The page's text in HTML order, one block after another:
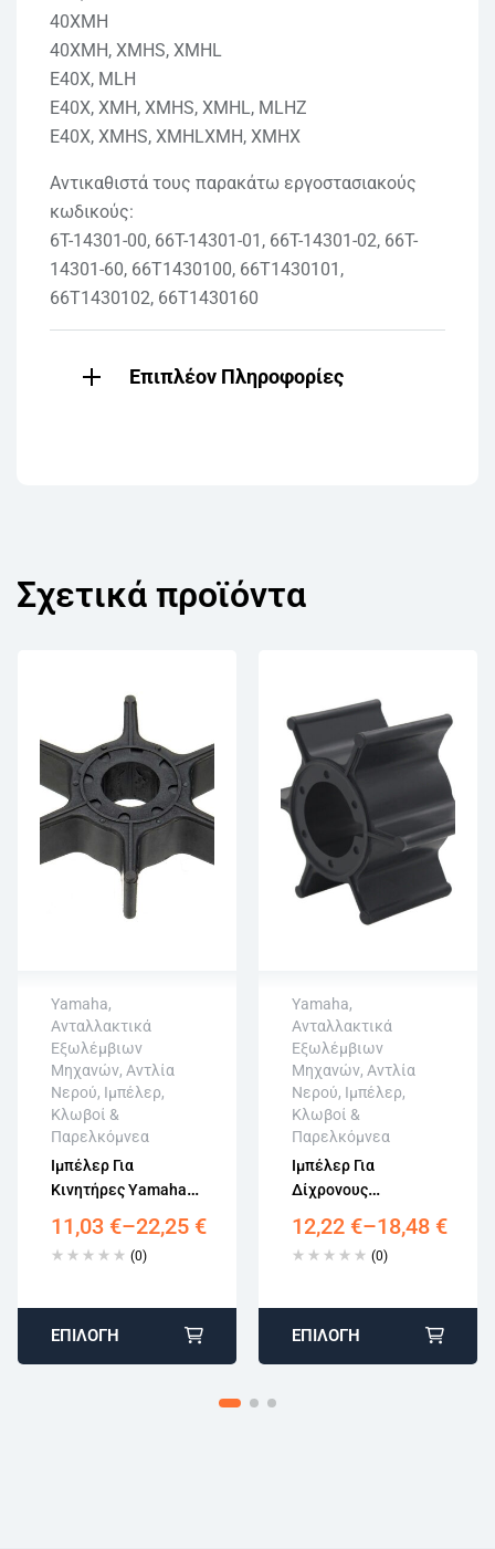
40XMH
40XMH, XMHS, XMHL
E40X, MLH
E40X, XMH, XMHS, XMHL, MLHZ
E40X, XMHS, XMHLXMH, XMHX
Αντικαθιστά τους παρακάτω εργοστασιακούς
κωδικούς:
6T-14301-00, 66T-14301-01, 66T-14301-02, 66T-
14301-60, 66T1430100, 66T1430101,
66T1430102, 66T1430160
Επιπλέον Πληροφορίες
Σχετικά προϊόντα
Yamaha,
Ανταλλακτικά
Εξωλέμβιων
Μηχανών, Αντλία
Νερού, Ιμπέλερ,
Κλωβοί &
Παρελκόμνεα
Ιμπέλερ Για
Κινητήρες Yamaha
01
11,03 €–22,25 €
(0)
Άμεση αποστολή
Επιστροφή εντός
15 εργάσιμων
Αγορά χωρίς
εγγραφή
ΕΠΙΛΟΓΉ
Yamaha,
Ανταλλακτικά
Εξωλέμβιων
Μηχανών, Αντλία
Νερού, Ιμπέλερ,
Κλωβοί &
Παρελκόμνεα
Ιμπέλερ Για
Δίχρονους
8HP 662-44352-01
12,22 €–18,48 €
(0)
Άμεση αποστολή
Επιστροφή εντός
15 εργάσιμων
Αγορά χωρίς
εγγραφή
ΕΠΙΛΟΓΉ